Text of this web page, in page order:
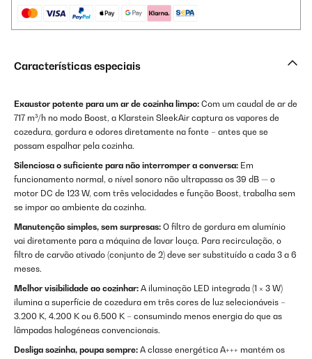
Características especiais
Exaustor potente para um ar de cozinha limpo: Com um caudal de ar de
717 m³/h no modo Boost, a Klarstein SleekAir captura os vapores de
cozedura, gordura e odores diretamente na fonte – antes que se
possam espalhar pela cozinha.
Silenciosa o suficiente para não interromper a conversa: Em
funcionamento normal, o nível sonoro não ultrapassa os 39 dB — o
motor DC de 123 W, com três velocidades e função Boost, trabalha sem
se impor ao ambiente da cozinha.
Manutenção simples, sem surpresas: O filtro de gordura em alumínio
vai diretamente para a máquina de lavar louça. Para recirculação, o
filtro de carvão ativado (conjunto de 2) deve ser substituído a cada 3 a 6
meses.
Melhor visibilidade ao cozinhar: A iluminação LED integrada (1 × 3 W)
ilumina a superfície de cozedura em três cores de luz selecionáveis –
3.200 K, 4.200 K ou 6.500 K – consumindo menos energia do que as
lâmpadas halogéneas convencionais.
Desliga sozinha, poupa sempre: A classe energética A+++ mantém os